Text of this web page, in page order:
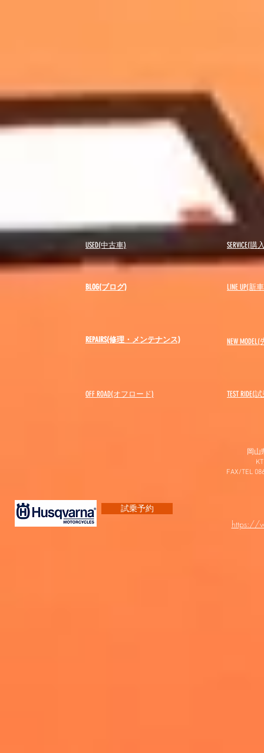
USED(中古車)
BLOG(ブログ)
SERVICE(
LINE UP(新
REPAIRS(修理・メンテナンス) NEW MODEL(
OFF ROAD(オフロード) ​TEST RIDE(
岡山
FAX/TEL
試乗予約
https://